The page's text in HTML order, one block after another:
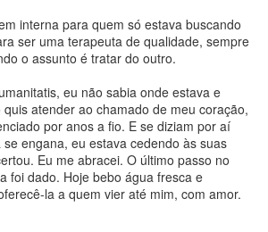
interna para quem só estava buscando
ser uma terapeuta de qualidade, sempre
o assunto é tratar do outro.
eu não sabia onde estava e
atender ao chamado de meu coração,
por anos a fio. E se diziam por aí
engana, eu estava cedendo às suas
Eu me abracei. O último passo no
foi dado. Hoje bebo água fresca e
la a quem vier até mim, com amor.